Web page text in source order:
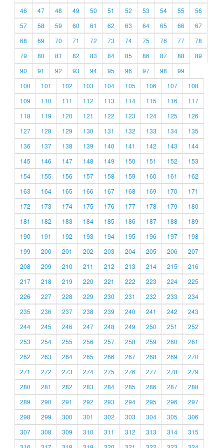
46
47 48 49 50 51 52 53 54 55
56
57
58 59 60 61 62 63 64 65 66
67
68
69 70 71 72 73 74 75 76 77
78
79
80 81 82 83 84 85 86 87 88
89
90
91 92 93 94 95 96 97 98
99
100
101 102 103 104 105 106 107
108
109
110 111 112 113 114 115 116
117
118
119 120 121 122 123 124 125
126
127
128 129 130 131 132 133 134
135
136
137 138 139 140 141 142 143
144
145
146 147 148 149 150 151 152
153
154
155 156 157 158 159 160 161
162
163
164 165 166 167 168 169 170
171
172
173 174 175 176 177 178 179
180
181
182 183 184 185 186 187 188
189
190
191 192 193 194 195 196 197
198
199
200 201 202 203 204 205 206
207
208
209 210 211 212 213 214 215
216
217
218 219 220 221 222 223 224
225
226
227 228 229 230 231 232 233
234
235
236 237 238 239 240 241 242
243
244
245 246 247 248 249 250 251
252
253
254 255 256 257 258 259 260
261
262
263 264 265 266 267 268 269
270
271
272 273 274 275 276 277 278
279
280
281 282 283 284 285 286 287
288
289
290 291 292 293 294 295 296
297
298
299 300 301 302 303 304 305
306
307
308 309 310 311 312 313 314
315